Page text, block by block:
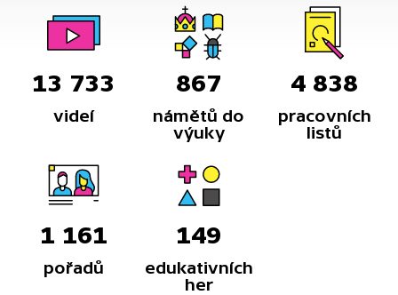
13 733
videí
867
námětů do
výuky
4 838
pracovních
listů
1 161
pořadů
149
edukativních
her